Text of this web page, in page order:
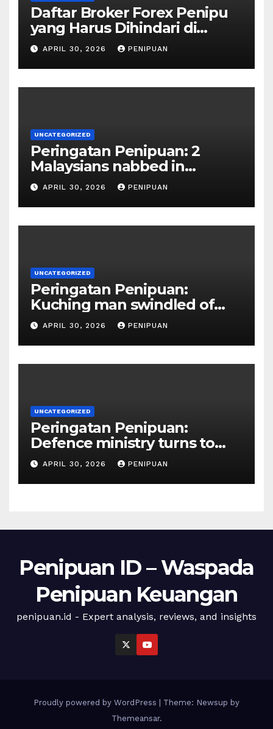
Daftar Broker Forex Penipu
yang Harus Dihindari di
Indonesia 2026
APRIL 30, 2026 PENIPUAN
UNCATEGORIZED
Peringatan Penipuan: 2
Malaysians nabbed in
Singapore over links to govt
official impersona | 2026
APRIL 30, 2026 PENIPUAN
UNCATEGORIZED
Peringatan Penipuan:
Kuching man swindled of
RM415,000 in Haj permits,
APRIL 30, 2026 PENIPUAN
UNCATEGORIZED
Peringatan Penipuan:
Defence ministry turns to
social media, influencers to
draw youths | 2026
APRIL 30, 2026 PENIPUAN
Penipuan ID – Waspada
Penipuan Keuangan
penipuan.id - Expert analysis, reviews, and insights
Proudly powered by WordPress
Theme: Newsup by
Themeansar.